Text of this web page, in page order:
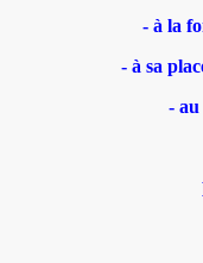
- à la
- à sa
-